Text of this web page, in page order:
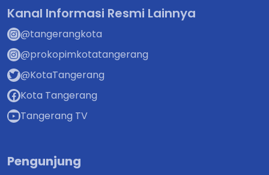
Kanal Informasi Resmi Lainnya
@tangerangkota
@prokopimkotatangerang
@KotaTangerang
Kota Tangerang
Tangerang TV
Pengunjung